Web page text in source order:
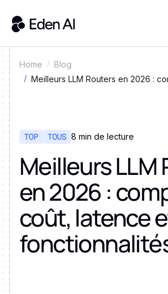
Home
Blog
Meilleurs LLM Routers en 2026 :
TOP TOUS 8 min de lecture
Meilleurs LLM
en 2026 :
coût, latence